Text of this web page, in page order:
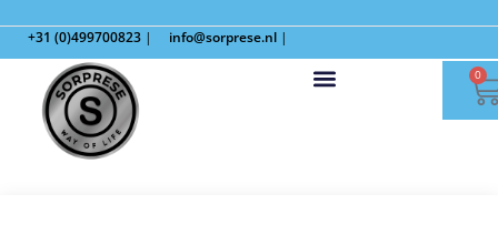
+31 (0)499700823 | info@sorprese.nl |
0